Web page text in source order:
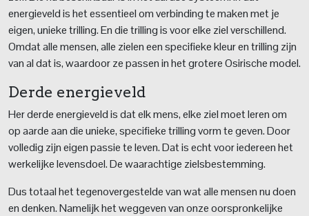
energieveld is het essentieel om verbinding te maken met je
eigen, unieke trilling. En die trilling is voor elke ziel verschillend.
Omdat alle mensen, alle zielen een specifieke kleur en trilling zijn
van al dat is, waardoor ze passen in het grotere Osirische model.
Derde energieveld
Her derde energieveld is dat elk mens, elke ziel moet leren om
op aarde aan die unieke, specifieke trilling vorm te geven. Door
volledig zijn eigen passie te leven. Dat is echt voor iedereen het
werkelijke levensdoel. De waarachtige zielsbestemming.
Dus totaal het tegenovergestelde van wat alle mensen nu doen
en denken. Namelijk het weggeven van onze oorspronkelijke